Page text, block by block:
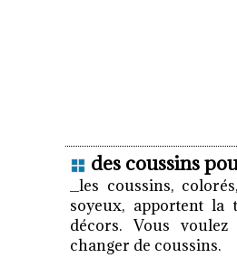
des coussins
_les coussins,
soyeux, apportent la
décors. Vous
changer de coussins.